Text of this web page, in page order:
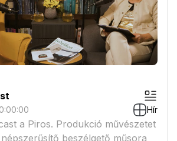
Hír
a Piros. Produkció művészetet
beszélgető műsora